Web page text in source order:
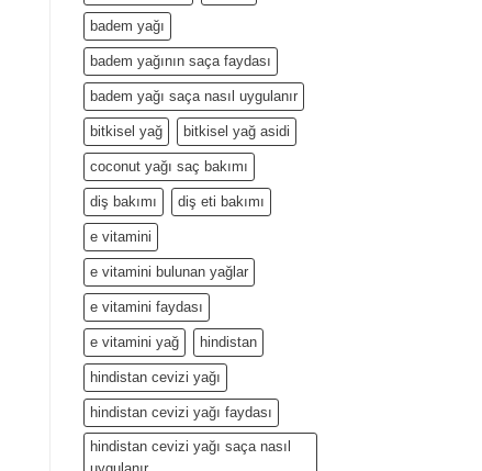
badem yağı
badem yağının saça faydası
badem yağı saça nasıl uygulanır
bitkisel yağ bitkisel yağ asidi
coconut yağı saç bakımı
diş bakımı diş eti bakımı
e vitamini
e vitamini bulunan yağlar
e vitamini faydası
e vitamini yağ hindistan
hindistan cevizi yağı
hindistan cevizi yağı faydası
hindistan cevizi yağı saça nasıl